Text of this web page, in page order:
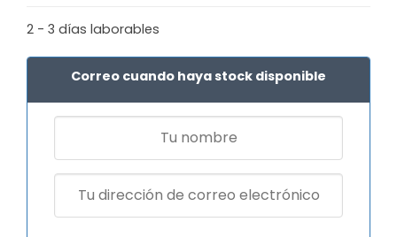
2 - 3 días laborables
Correo cuando haya stock disponible